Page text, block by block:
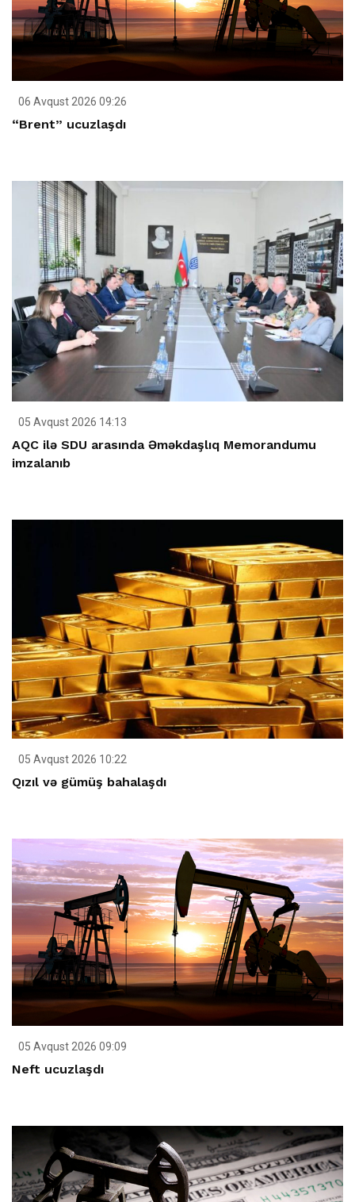
06 Avqust 2026 09:26
“Brent” ucuzlaşdı
05 Avqust 2026 14:13
AQC ilə SDU arasında Əməkdaşlıq Memorandumu
imzalanıb
05 Avqust 2026 10:22
Qızıl və gümüş bahalaşdı
05 Avqust 2026 09:09
Neft ucuzlaşdı